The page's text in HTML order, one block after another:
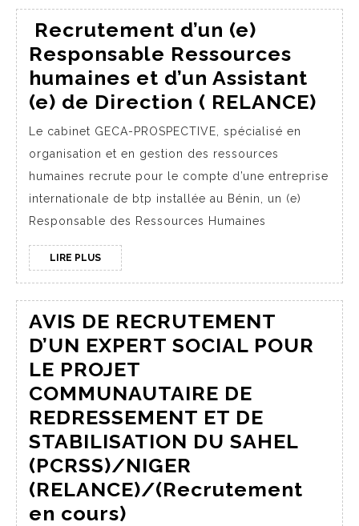
Recrutement d’un (e)
Responsable Ressources
humaines et d’un Assistant
(e) de Direction ( RELANCE)
Le cabinet GECA-PROSPECTIVE, spécialisé en
organisation et en gestion des ressources
humaines recrute pour le compte d’une entreprise
internationale de btp installée au Bénin, un (e)
Responsable des Ressources Humaines
LIRE PLUS
AVIS DE RECRUTEMENT
D’UN EXPERT SOCIAL POUR
LE PROJET
COMMUNAUTAIRE DE
REDRESSEMENT ET DE
STABILISATION DU SAHEL
(PCRSS)/NIGER
(RELANCE)/(Recrutement
en cours)